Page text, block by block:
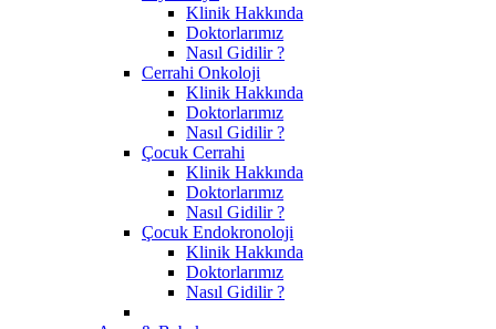
Klinik Hakkında
Doktorlarımız
Nasıl Gidilir ?
Cerrahi Onkoloji
Klinik Hakkında
Doktorlarımız
Nasıl Gidilir ?
Çocuk Cerrahi
Klinik Hakkında
Doktorlarımız
Nasıl Gidilir ?
Çocuk Endokronoloji
Klinik Hakkında
Doktorlarımız
Nasıl Gidilir ?